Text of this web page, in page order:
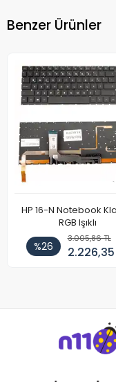
Benzer Ürünler
HP 16-N Notebook
RGB Işıklı
%26
3.005,86 TL
2.226,35